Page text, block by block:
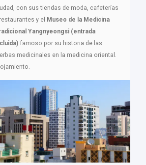
con sus tiendas de moda, cafeterías
y el Museo de la Medicina
Yangnyeongsi (entrada
famoso por su historia de las
medicinales en la medicina oriental.